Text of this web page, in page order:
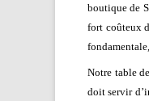
boutique de
fort coûteux
Notre table
doit servir